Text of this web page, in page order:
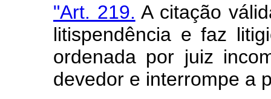
"Art. 219. A citação
litispendência e faz
ordenada por juiz
devedor e interrompe a